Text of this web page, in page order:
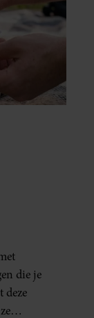
die je